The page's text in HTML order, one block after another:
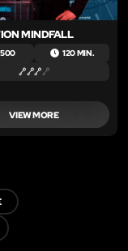
MINDFALL
500 120 MIN.
VIEW MORE